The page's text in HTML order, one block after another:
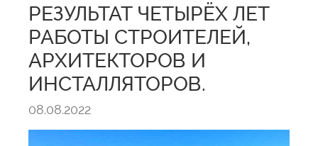
РЕЗУЛЬТАТ ЧЕТЫРЁХ ЛЕТ
РАБОТЫ СТРОИТЕЛЕЙ,
АРХИТЕКТОРОВ И
ИНСТАЛЛЯТОРОВ.
08.08.2022